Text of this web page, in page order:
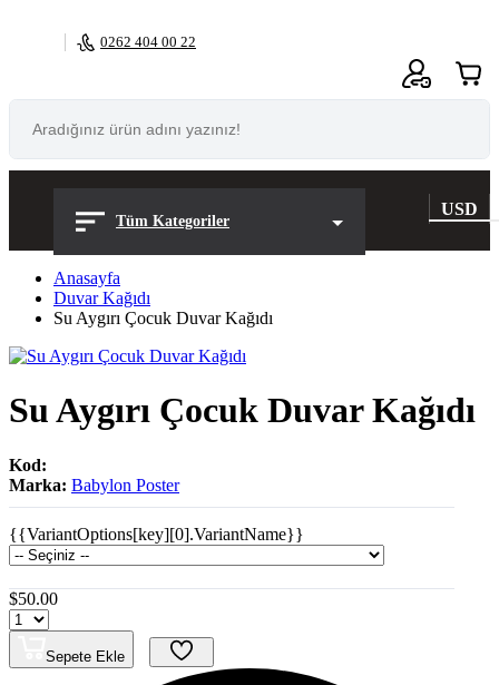
0262 404 00 22
0
Tüm Kategoriler
USD
Anasayfa
Duvar Kağıdı
Su Aygırı Çocuk Duvar Kağıdı
Su Aygırı Çocuk Duvar Kağıdı
Kod:
Marka: Babylon Poster
{{VariantOptions[key][0].VariantName}}
$50.00
Sepete Ekle